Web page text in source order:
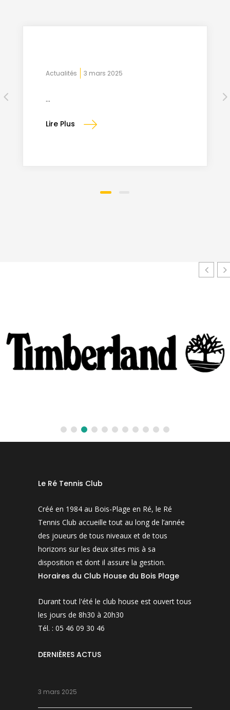
Actualités 3 mars 2025
...
Lire Plus
Le Ré Tennis Club
Créé en 1984 au Bois-Plage en Ré, le Ré
Tennis Club accueille tout au long de l’année
des joueurs de tous niveaux et de tous
horizons sur les deux sites mis à sa
disposition et dont il assure la gestion.
Horaires du Club House du Bois Plage
Durant tout l'été le club house est ouvert tous
les jours de 8h30 à 20h30
Tél. : 05 46 09 30 46
DERNIÈRES ACTUS
3 mars 2025